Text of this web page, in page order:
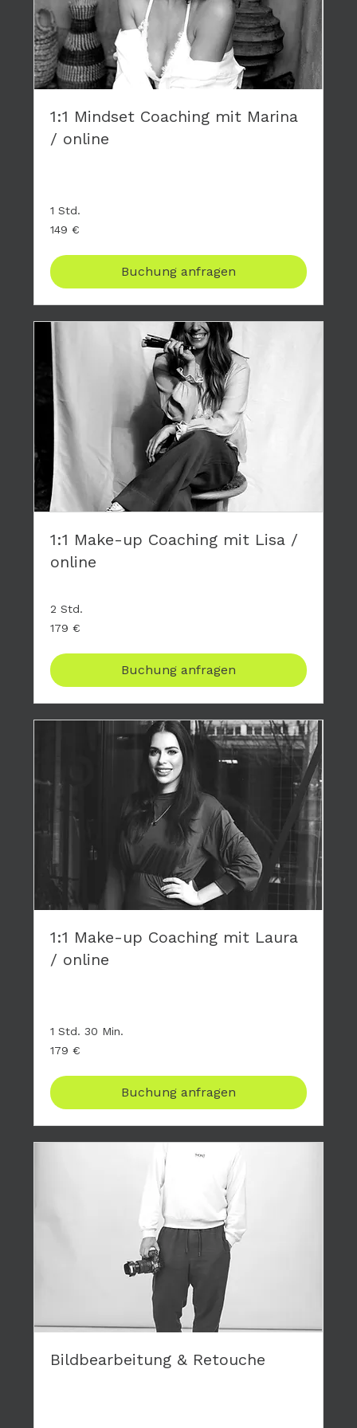
1:1 Mindset Coaching mit Marina
/ online
1 Std.
149
Euro
149 €
Buchung anfragen
1:1 Make-up Coaching mit Lisa /
online
2 Std.
Euro
179 €
Buchung anfragen
1:1 Make-up Coaching mit Laura
/ online
1 Std. 30 Min.
Euro
179 €
Buchung anfragen
Bildbearbeitung & Retouche